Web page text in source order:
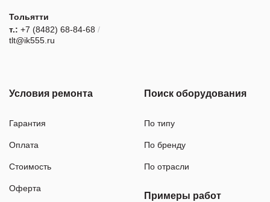
Тольятти
т.: +7 (8482) 68-84-68 /
tlt@ik555.ru
Условия ремонта
Гарантия
Оплата
Стоимость
Оферта
Поиск оборудования
По типу
По бренду
По отрасли
Примеры работ